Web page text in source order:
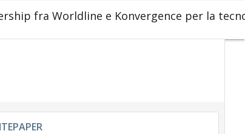
fra Worldline e Konvergence per la